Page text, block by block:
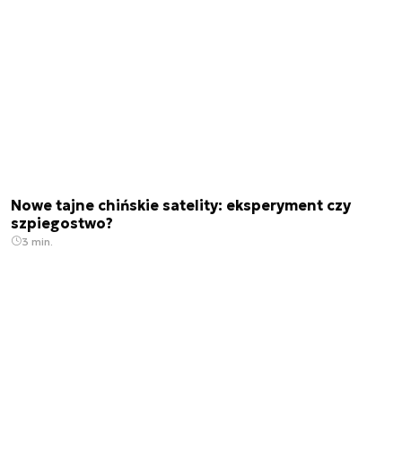
Nowe tajne chińskie satelity: eksperyment czy
szpiegostwo?
3 min.